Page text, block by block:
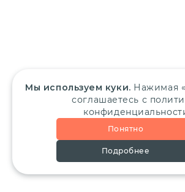
Мы используем куки. Нажимая
соглашаетесь с
Понятно
Подробнее